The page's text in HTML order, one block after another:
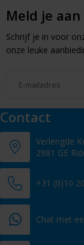
Meld je
Schrijf je in voor
onze leuke
Contact
Verlengde
2981 GE
+31 (0)10
Chat met